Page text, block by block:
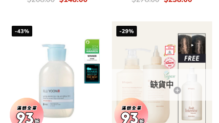
錢： price 錢： price
-43% -29%
缺貨中